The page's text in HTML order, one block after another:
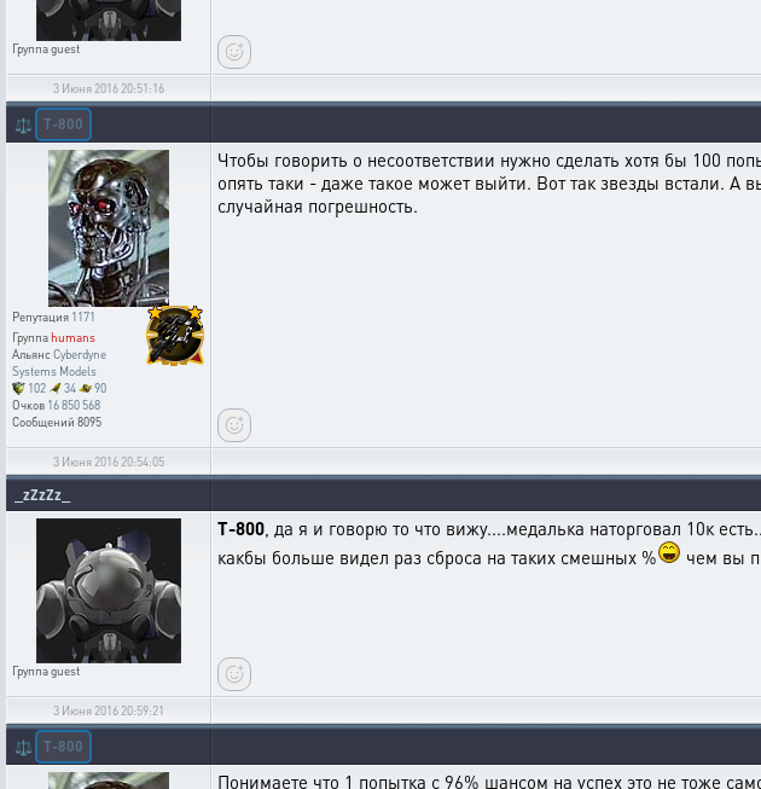
Группаguest
3 Июня 2016 20:51:16
⚖️ T-800
Репутация 1171
Группаhumans
АльянсCyberdyne
Systems Models
102
34
90
Очков 16 850 568
Сообщений 8095
Чтобы говорить о несоответствии нужно сделать хотя бы 100
опять таки - даже такое может выйти. Вот так звезды встали.
случайная погрешность.
3 Июня 2016 20:54:05
_zZzZz_
Группаguest
T-800, да я и говорю то что вижу....медалька наторговал 10к
какбы больше видел раз сброса на таких смешных %
чем вы
3 Июня 2016 20:59:21
⚖️ T-800
Понимаете что 1 попытка с 96% шансом на успех это не тоже